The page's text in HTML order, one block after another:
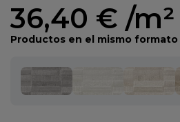
36,40 € /m²
Productos en el mismo formato